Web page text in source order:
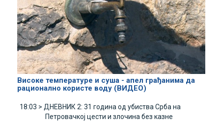
Високе температуре и суша - апел грађанима да
рационално користе воду (ВИДЕО)
18:03 > ДНЕВНИК 2: 31 година од убиства Срба на
Петровачкој цести и злочина без казне